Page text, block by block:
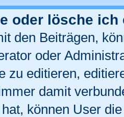
oder lösche ich
den Beiträgen,
oder
zu editieren,
damit
können User